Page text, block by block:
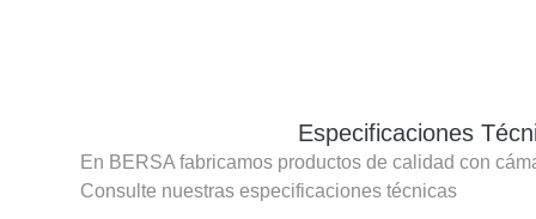
Especificaciones
En BERSA fabricamos productos de calidad con
Consulte nuestras especificaciones técnicas